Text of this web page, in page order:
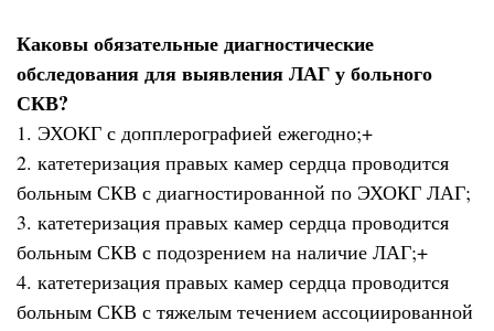
Каковы обязательные диагностические
обследования для выявления ЛАГ у больного
СКВ?
1. ЭХОКГ с допплерографией ежегодно;+
2. катетеризация правых камер сердца проводится
больным СКВ с диагностированной по ЭХОКГ ЛАГ;
3. катетеризация правых камер сердца проводится
больным СКВ с подозрением на наличие ЛАГ;+
4. катетеризация правых камер сердца проводится
больным СКВ с тяжелым течением ассоциированной